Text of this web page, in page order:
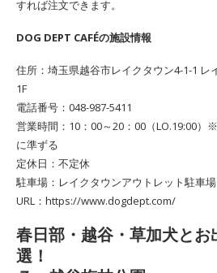
すれば注文できます。
DOG DEPT CAFÉの施設情報
住所：埼玉県越谷市レイクタウン4-1-1 レ
1F
電話番号：048-987-5411
営業時間：10：00～20：00（LO.19:00）
に準ずる
定休日：不定休
駐車場：レイクタウンアウトレット駐車場
URL：https://www.dogdept.com/
春日部・越谷・草加犬とお
選！